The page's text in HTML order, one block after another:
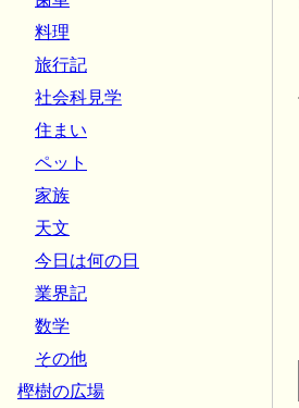
料理
旅行記
社会科見学
住まい
ペット
家族
天文
今日は何の日
業界記
数学
その他
樫樹の広場